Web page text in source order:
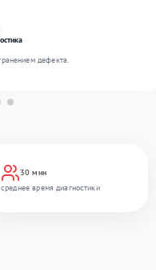
30 мин
среднее время диагностики
дефекта.